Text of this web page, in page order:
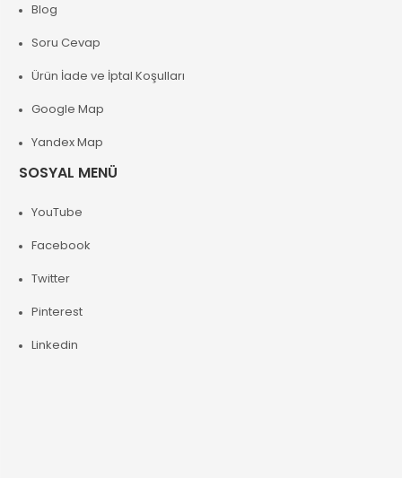
Blog
Soru Cevap
Ürün İade ve İptal Koşulları
Google Map
Yandex Map
SOSYAL MENÜ
YouTube
Facebook
Twitter
Pinterest
Linkedin